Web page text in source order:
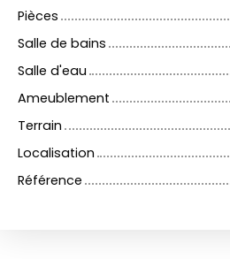
Pièces
Salle de bains
Salle d'eau
Ameublement
Terrain
Localisation
Référence